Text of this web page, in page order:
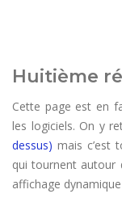
Huitième
Cette page est en
les logiciels. On y
dessus) mais c’est
qui tournent autour
affichage